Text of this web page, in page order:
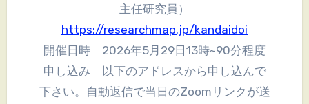
主任研究員）
https://researchmap.jp/kandaidoi
開催日時 2026年5月29日13時~90分程度
申し込み 以下のアドレスから申し込んで
下さい。自動返信で当日のZoomリンクが送